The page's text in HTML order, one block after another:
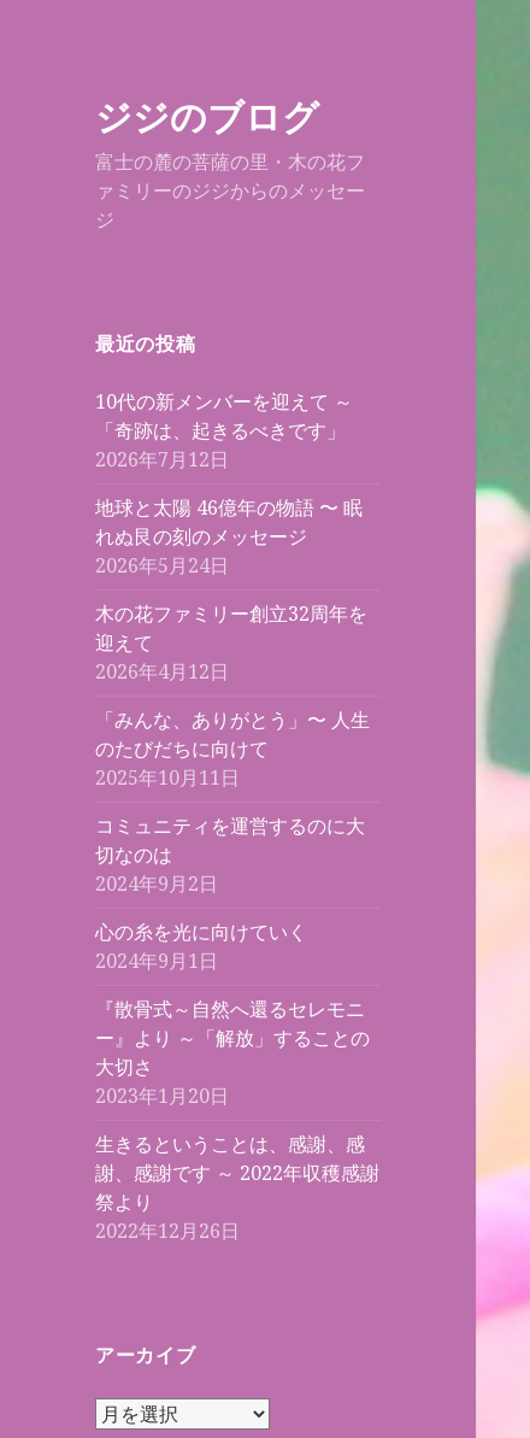
ジジのブログ
富士の麓の菩薩の里・木の花フ
ァミリーのジジからのメッセー
ジ
最近の投稿
10代の新メンバーを迎えて ～
「奇跡は、起きるべきです」
2026年7月12日
地球と太陽 46億年の物語 〜 眠
れぬ艮の刻のメッセージ
2026年5月24日
木の花ファミリー創立32周年を
迎えて
2026年4月12日
「みんな、ありがとう」〜 人生
のたびだちに向けて
2025年10月11日
コミュニティを運営するのに大
切なのは
2024年9月2日
心の糸を光に向けていく
2024年9月1日
『散骨式～自然へ還るセレモニ
ー』より ～「解放」することの
大切さ
2023年1月20日
生きるということは、感謝、感
謝、感謝です ～ 2022年収穫感謝
祭より
2022年12月26日
アーカイブ
ア